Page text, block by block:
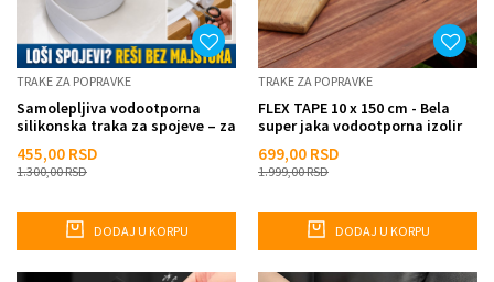
TRAKE ZA POPRAVKE
Samolepljiva vodootporna
silikonska traka za spojeve – za
455,00 RSD
1.300,00RSD
DODAJ U KORPU
TRAKE ZA POPRAVKE
FLEX TAPE 10 x 150 cm - Bela
super jaka vodootporna izolir
699,00 RSD
1.999,00RSD
DODAJ U KORPU